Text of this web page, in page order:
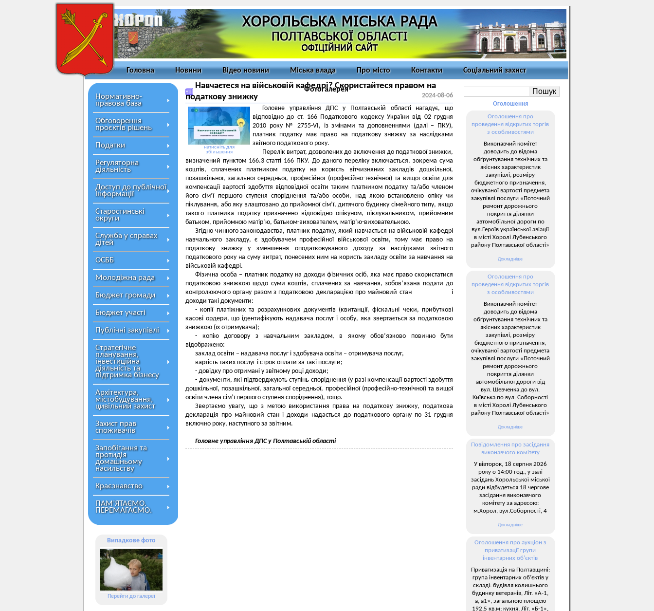
Головна Новини Відео новини Міська влада Про місто Контакти Соціальний захист
Фотогалерея
Нормативно-
правова база
Обговорення
проєктів рішень
Податки
Регуляторна
діяльність
Доступ до публічної
інформації
Старостинські
округи
Служба у справах
дітей
ОСББ
Молодіжна рада
Бюджет громади
Бюджет участі
Публічні закупівлі
Стратегічне
планування,
інвестиційна
діяльність та
підтримка бізнесу
Архітектура,
містобудування,
цивільний захист
Захист прав
споживачів
Запобігання та
протидія
домашньому
насильству
Краєзнавство
ПАМ’ЯТАЄМО.
ПЕРЕМАГАЄМО.
Випадкове фото
Перейти до галереї
Навчаєтеся на військовій кафедрі? Скористайтеся правом на
податкову знижку
2024-08-06
натисніть для
збільшення
Головне управління ДПС у Полтавській області нагадує, що
відповідно до ст. 166 Податкового кодексу України від 02 грудня
2010 року № 2755-VI, із змінами та доповненнями (далі – ПКУ),
платник податку має право на податкову знижку за наслідками
звітного податкового року.
Перелік витрат, дозволених до включення до податкової знижки,
визначений пунктом 166.3 статті 166 ПКУ. До даного переліку включається, зокрема сума
коштів, сплачених платником податку на користь вітчизняних закладів дошкільної,
позашкільної, загальної середньої, професійної (професійно-технічної) та вищої освіти для
компенсації вартості здобуття відповідної освіти таким платником податку та/або членом
його сім’ї першого ступеня споріднення та/або особи, над якою встановлено опіку чи
піклування, або яку влаштовано до прийомної сім’ї, дитячого будинку сімейного типу, якщо
такого платника податку призначено відповідно опікуном, піклувальником, прийомним
батьком, прийомною матір’ю, батьком-вихователем, матір’ю-вихователькою.
Згідно чинного законодавства, платник податку, який навчається на військовій кафедрі
навчального закладу, є здобувачем професійної військової освіти, тому має право на
податкову знижку у зменшення оподатковуваного доходу за наслідками звітного
податкового року на суму витрат, понесених ним на користь закладу освіти за навчання на
військовій кафедрі.
Фізична особа – платник податку на доходи фізичних осіб, яка має право скористатися
податковою знижкою щодо суми коштів, сплачених за навчання, зобов’язана подати до
контролюючого органу разом з податковою декларацією про майновий стан і
доходи такі документи:
- копії платіжних та розрахункових документів (квитанції, фіскальні чеки, прибуткові
касові ордери, що ідентифікують надавача послуг і особу, яка звертається за податковою
знижкою (їх отримувача);
- копію договору з навчальним закладом, в якому обов’язково повинно бути
відображено:
заклад освіти – надавача послуг і здобувача освіти – отримувача послуг,
вартість таких послуг і строк оплати за такі послуги;
- довідку про отримані у звітному році доходи;
- документи, які підтверджують ступінь споріднення (у разі компенсації вартості здобуття
дошкільної, позашкільної, загальної середньої, професійної (професійно-технічної) та вищої
освіти члена сім’ї першого ступеня споріднення), тощо.
Звертаємо увагу, що з метою використання права на податкову знижку, податкова
декларація про майновий стан і доходи надається до податкового органу по 31 грудня
включно року, наступного за звітним.
Головне управління ДПС у Полтавській області
Оголошення
Оголошення про
проведення відкритих торгів
з особливостями
Виконавчий комітет
доводить до відома
обґрунтування технічних та
якісних характеристик
закупівлі, розміру
бюджетного призначення,
очікуваної вартості предмета
закупівлі послуги «Поточний
ремонт дорожнього
покриття ділянки
автомобільної дороги по
вул.Героїв української авіації
в місті Хоролі Лубенського
району Полтавської області»
Докладніше
Оголошення про
проведення відкритих торгів
з особливостями
Виконавчий комітет
доводить до відома
обґрунтування технічних та
якісних характеристик
закупівлі, розміру
бюджетного призначення,
очікуваної вартості предмета
закупівлі послуги «Поточний
ремонт дорожнього
покриття ділянки
автомобільної дороги від
вул. Шевченка до вул.
Київська по вул. Соборності
в місті Хоролі Лубенського
району Полтавської області»
Докладніше
Повідомлення про засідання
виконавчого комітету
У вівторок, 18 серпня 2026
року о 14:00 год., у залі
засідань Хорольської міської
ради відбудеться 18 чергове
засідання виконавчого
комітету за адресою:
м.Хорол, вул.Соборності, 4
Докладніше
Оголошення про аукціон з
приватизації групи
інвентарних об’єктів
Приватизація на Полтавщині:
група інвентарних об’єктів у
складі: будівля колишнього
будинку ветеранів, Літ. «А-1,
а, а1», загальною площею
192,5 кв.м; кухня, Літ. «Б-1»,